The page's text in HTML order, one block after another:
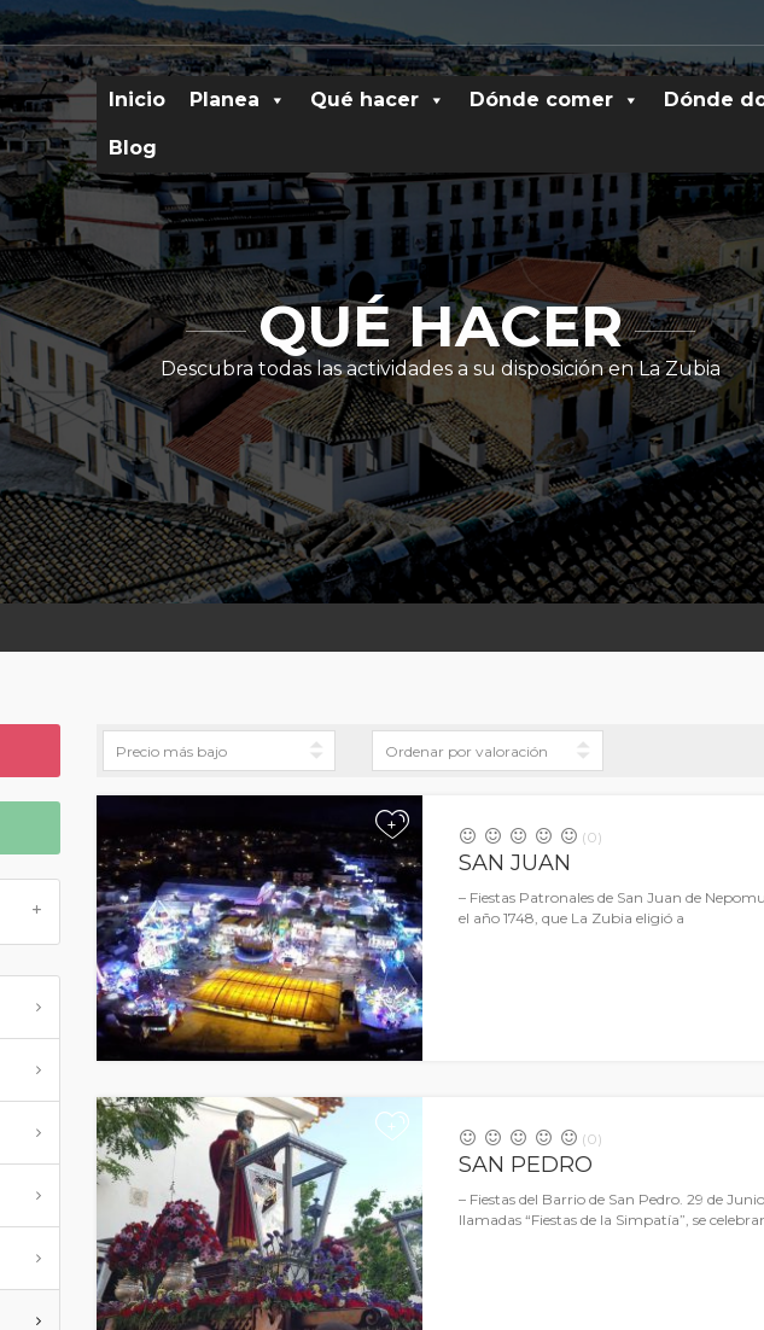
Inicio Planea Qué hacer Dónde comer Dónde
Blog
QUÉ HACER
Descubra todas las actividades a su disposición en La Zubia
+
(0)
SAN JUAN
– Fiestas Patronales de San Juan de
el año 1748, que La Zubia eligió a
+
(0)
SAN PEDRO
– Fiestas del Barrio de San Pedro. 29 de
llamadas “Fiestas de la Simpatía”, se